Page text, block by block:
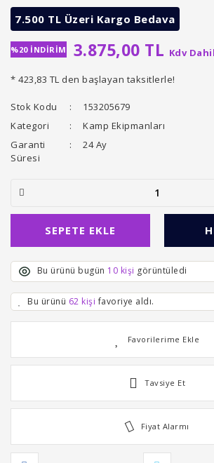
7.500 TL Üzeri Kargo Bedava
%20 İNDİRİM 3.875,00 TL Kdv Dahil
* 423,83 TL den başlayan taksitlerle!
Stok Kodu
153205679
Kategori
Kamp Ekipmanları
Garanti
Süresi
24 Ay
SEPETE EKLE
Bu ürünü bugün 10 kişi görüntüledi
Bu ürünü 62 kişi favoriye aldı.
Tavsiye Et
Fiyat Alarmı